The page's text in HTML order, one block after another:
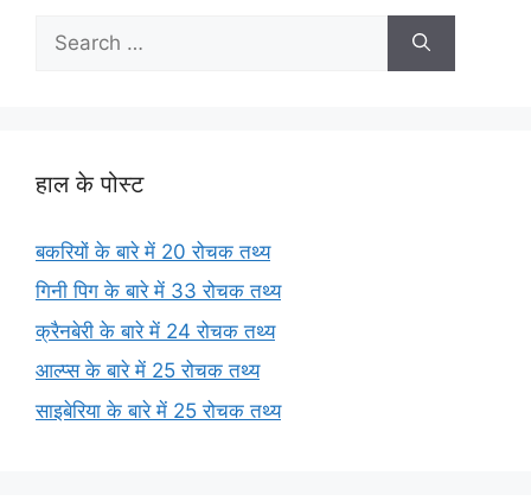
for:
हाल के पोस्ट
बकरियों के बारे में 20 रोचक तथ्य
गिनी पिग के बारे में 33 रोचक तथ्य
क्रैनबेरी के बारे में 24 रोचक तथ्य
आल्प्स के बारे में 25 रोचक तथ्य
साइबेरिया के बारे में 25 रोचक तथ्य